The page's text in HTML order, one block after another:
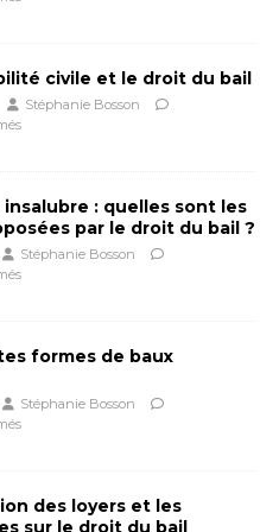
civile et le droit du bail
Stéphanie Bosson
: quelles sont les
par le droit du bail ?
Stéphanie Bosson
formes de baux
Stéphanie Bosson
des loyers et les
sur le droit du bail